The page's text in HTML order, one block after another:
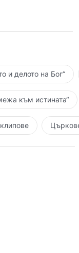
и делото на Бог“
към истината“